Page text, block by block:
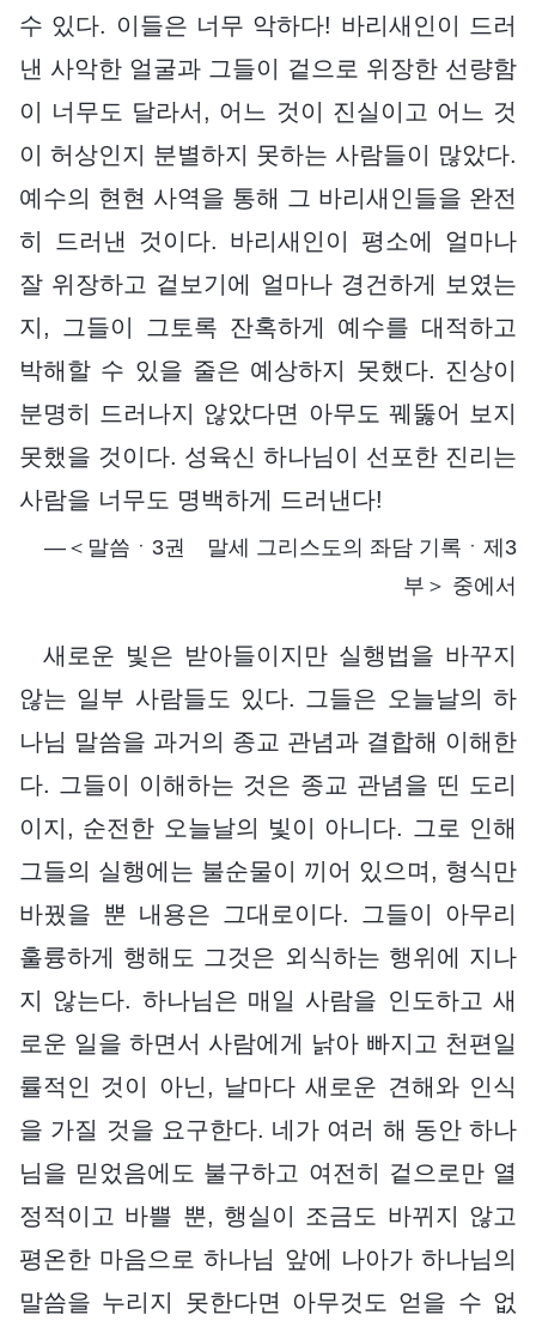
수 있다. 이들은 너무 악하다! 바리새인이 드러
낸 사악한 얼굴과 그들이 겉으로 위장한 선량함
이 너무도 달라서, 어느 것이 진실이고 어느 것
이 허상인지 분별하지 못하는 사람들이 많았다.
예수의 현현 사역을 통해 그 바리새인들을 완전
히 드러낸 것이다. 바리새인이 평소에 얼마나
잘 위장하고 겉보기에 얼마나 경건하게 보였는
지, 그들이 그토록 잔혹하게 예수를 대적하고
박해할 수 있을 줄은 예상하지 못했다. 진상이
분명히 드러나지 않았다면 아무도 꿰뚫어 보지
못했을 것이다. 성육신 하나님이 선포한 진리는
사람을 너무도 명백하게 드러낸다!
―＜말씀ㆍ3권 말세 그리스도의 좌담 기록ㆍ제3
부＞ 중에서
새로운 빛은 받아들이지만 실행법을 바꾸지
않는 일부 사람들도 있다. 그들은 오늘날의 하
나님 말씀을 과거의 종교 관념과 결합해 이해한
다. 그들이 이해하는 것은 종교 관념을 띤 도리
이지, 순전한 오늘날의 빛이 아니다. 그로 인해
그들의 실행에는 불순물이 끼어 있으며, 형식만
바꿨을 뿐 내용은 그대로이다. 그들이 아무리
훌륭하게 행해도 그것은 외식하는 행위에 지나
지 않는다. 하나님은 매일 사람을 인도하고 새
로운 일을 하면서 사람에게 낡아 빠지고 천편일
률적인 것이 아닌, 날마다 새로운 견해와 인식
을 가질 것을 요구한다. 네가 여러 해 동안 하나
님을 믿었음에도 불구하고 여전히 겉으로만 열
정적이고 바쁠 뿐, 행실이 조금도 바뀌지 않고
평온한 마음으로 하나님 앞에 나아가 하나님의
말씀을 누리지 못한다면 아무것도 얻을 수 없